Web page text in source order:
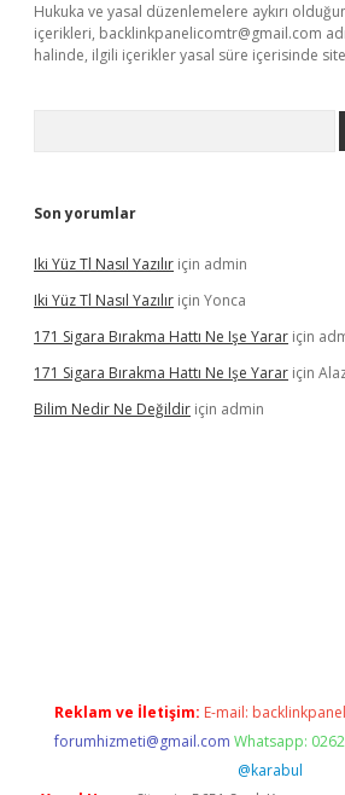
Hukuka ve yasal düzenlemelere aykırı
içerikleri, backlinkpanelicomtr@gmail.com
halinde, ilgili içerikler yasal süre içerisinde
Son yorumlar
Iki Yüz Tl Nasıl Yazılır için admin
Iki Yüz Tl Nasıl Yazılır için Yonca
171 Sigara Bırakma Hattı Ne Işe Yarar için
171 Sigara Bırakma Hattı Ne Işe Yarar için
Bilim Nedir Ne Değildir için admin
Reklam ve İletişim: E-mail:
forumhizmeti@gmail.com Whatsapp:
@karabul